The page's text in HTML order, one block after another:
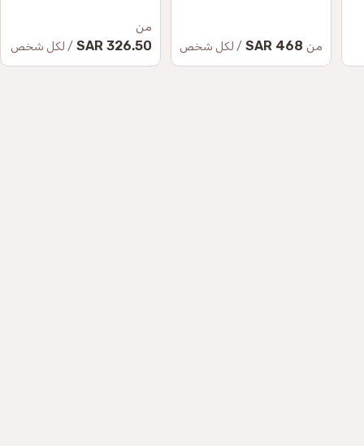
من 468 SAR / لكل شخص
من
326.50 SAR / لكل شخص